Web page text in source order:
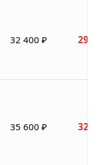
32 400 ₽ 29
35 600 ₽ 32